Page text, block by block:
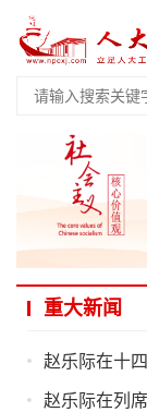
重大新闻